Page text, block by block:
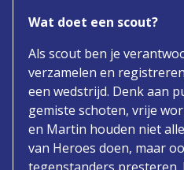
Wat doet een scout?
Als scout ben je
verzamelen en
een wedstrijd. Denk aan
gemiste schoten, vrije
en Martin houden niet
van Heroes doen, maar